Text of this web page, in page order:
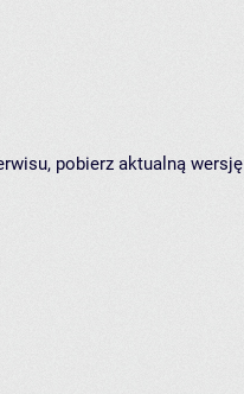
pobierz aktualną wersję